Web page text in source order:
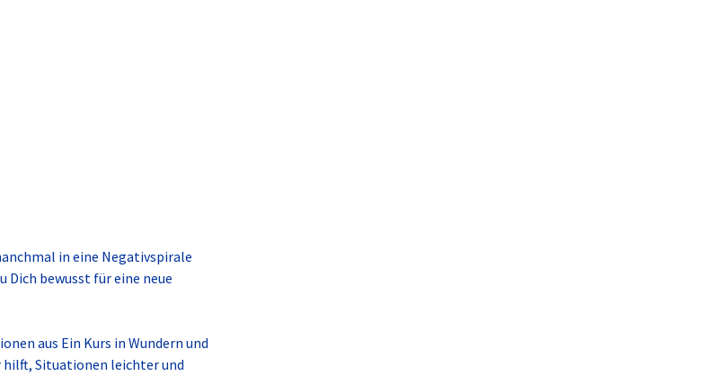
in eine Negativspirale
Dich bewusst für eine neue
aus Ein Kurs in Wundern und
hilft, Situationen leichter und